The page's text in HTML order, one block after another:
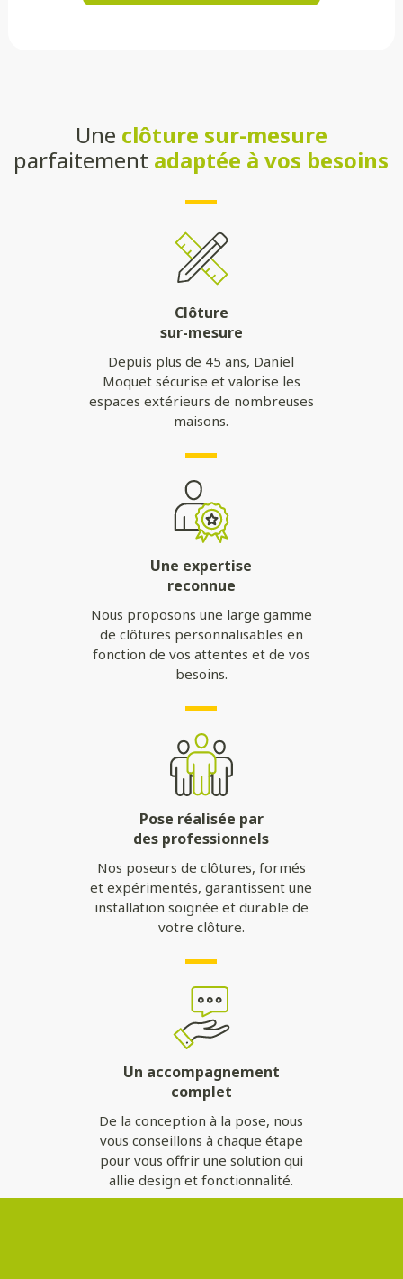
Une clôture sur-mesure
parfaitement adaptée à vos besoins
Clôture
sur-mesure
Depuis plus de 45 ans, Daniel
Moquet sécurise et valorise les
espaces extérieurs de nombreuses
maisons.
Une expertise
reconnue
Nous proposons une large gamme
de clôtures personnalisables en
fonction de vos attentes et de vos
besoins.
Pose réalisée par
des professionnels
Nos poseurs de clôtures, formés
et expérimentés, garantissent une
installation soignée et durable de
votre clôture.
Un accompagnement
complet
De la conception à la pose, nous
vous conseillons à chaque étape
pour vous offrir une solution qui
allie design et fonctionnalité.